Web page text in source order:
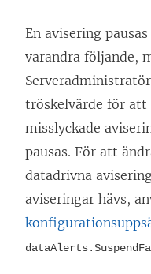
En avisering
varandra följande,
tröskelvärde för att
misslyckade
pausas. För att
datadrivna
aviseringar hävs,